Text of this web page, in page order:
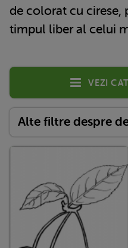
de colorat cu cirese,
timpul liber al celui
Vezi
Alte filtre despre